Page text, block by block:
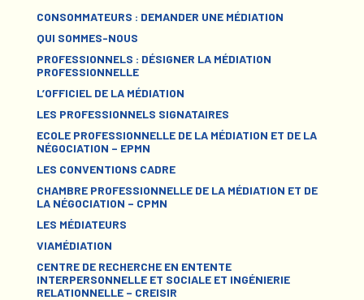
CONSOMMATEURS : DEMANDER UNE MÉDIATION
QUI SOMMES-NOUS
PROFESSIONNELS : DÉSIGNER LA MÉDIATION
PROFESSIONNELLE
L’OFFICIEL DE LA MÉDIATION
LES PROFESSIONNELS SIGNATAIRES
ECOLE PROFESSIONNELLE DE LA MÉDIATION ET DE LA
NÉGOCIATION – EPMN
LES CONVENTIONS CADRE
CHAMBRE PROFESSIONNELLE DE LA MÉDIATION ET DE
LA NÉGOCIATION – CPMN
LES MÉDIATEURS
VIAMÉDIATION
CENTRE DE RECHERCHE EN ENTENTE
INTERPERSONNELLE ET SOCIALE ET INGÉNIERIE
RELATIONNELLE – CREISIR